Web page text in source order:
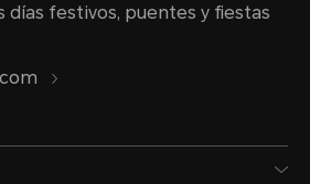
días festivos, puentes y fiestas